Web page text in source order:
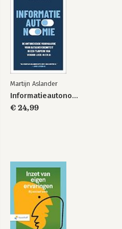
Martijn Aslander
Informatieautonomie
€ 24,99